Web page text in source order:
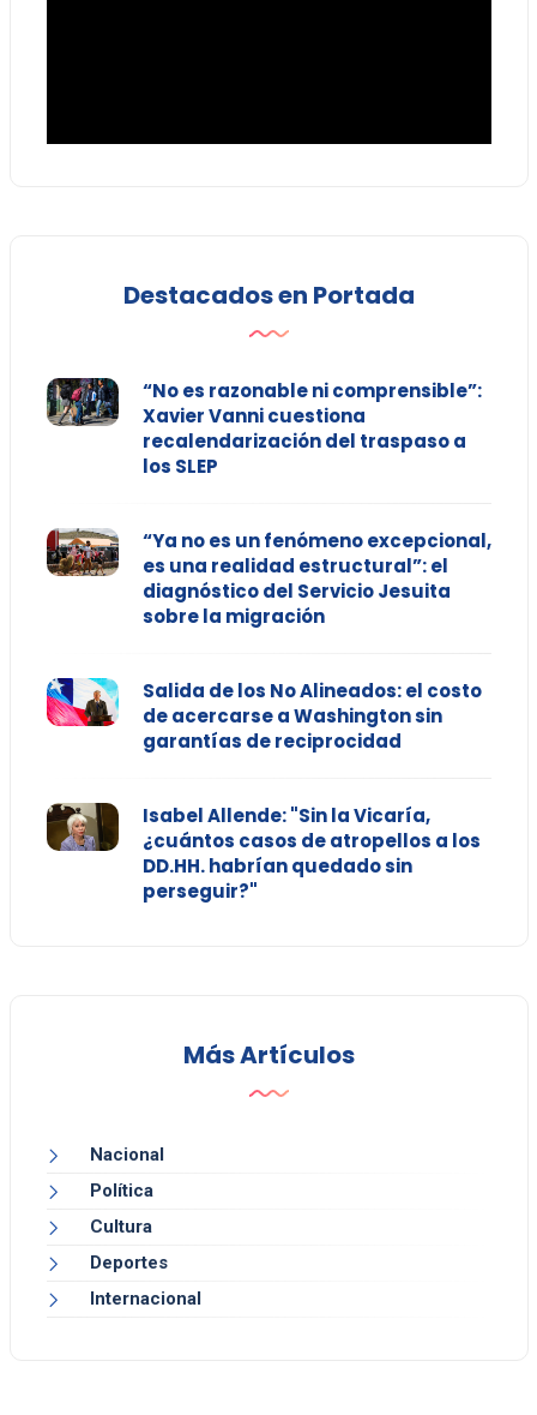
Destacados en Portada
“No es razonable ni comprensible”:
Xavier Vanni cuestiona
recalendarización del traspaso a
los SLEP
“Ya no es un fenómeno excepcional,
es una realidad estructural”: el
diagnóstico del Servicio Jesuita
sobre la migración
Salida de los No Alineados: el costo
de acercarse a Washington sin
garantías de reciprocidad
Isabel Allende: "Sin la Vicaría,
¿cuántos casos de atropellos a los
DD.HH. habrían quedado sin
perseguir?"
Más Artículos
Nacional
Política
Cultura
Deportes
Internacional